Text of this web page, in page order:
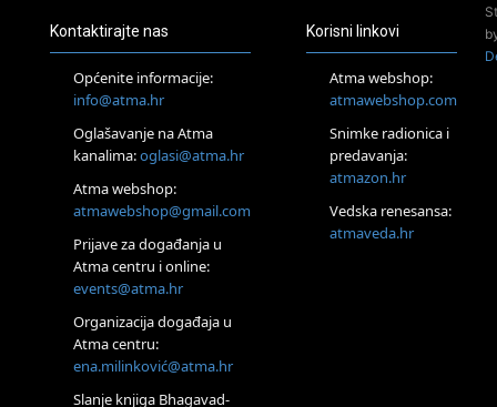
Pjesma srca / Zagreb
Tečaj Višeg Vodstva, razvijanja intuicije i Akaša zapisa
Online
Postanite Nositelj Vibracije Nove Zemlje
Visoko
Alemka Dauskardt – Jednodnevna radionica sistemskih
konstelacija
Zagreb
HOD PO ŽERAVICI – Seminar koji mijenja tijelo, duh i um
SoulFest – Festival glazbe, mudrosti i zajedništva
Zagreb
Access BARS® edukacija otpusti stres
Kontaktirajte nas
Općenite informacije:
info@atma.hr
Oglašavanje na Atma
kanalima:oglasi@atma.hr
Atma webshop:
atmawebshop@gmail.com
Prijave za događanja u
Atma centru i online:
events@atma.hr
Organizacija događaja u
Atma centru:
ena.milinković@atma.hr
Slanje knjiga Bhagavad-
Korisni linkovi
Atma webshop:
atmawebshop.com
Snimke radionica i
predavanja:
atmazon.hr
Vedska renesansa:
atmaveda.hr